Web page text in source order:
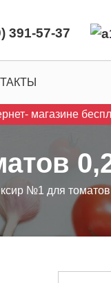
391-57-37
магазине
№1 для